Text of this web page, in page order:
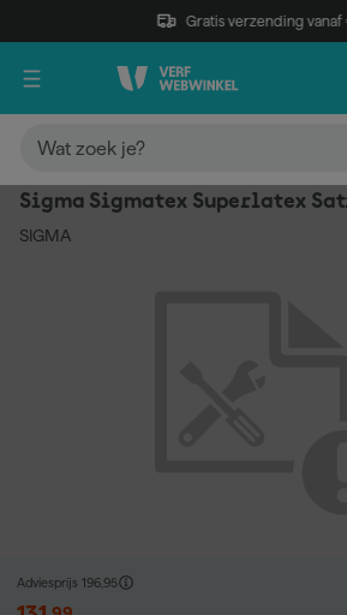
Gratis verzending vanaf
Sigma Sigmatex Superlatex
SIGMA
Adviesprijs 196,95